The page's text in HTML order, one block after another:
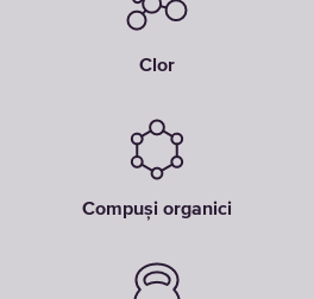
Clor
Compuși organici